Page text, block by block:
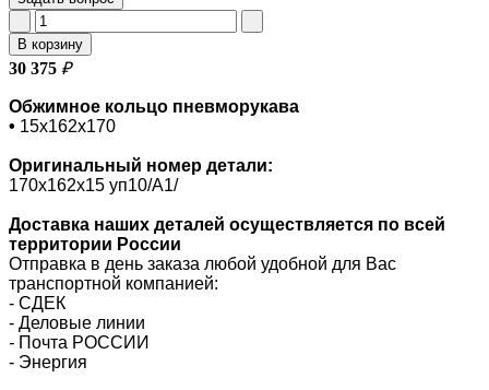
В корзину
30 375 ₽
Обжимное кольцо пневморукава
• 15х162х170
Оригинальный номер детали:
170х162х15 уп10/A1/
Доставка наших деталей осуществляется по всей
территории России
Отправка в день заказа любой удобной для Вас
транспортной компанией:
- СДЕК
- Деловые линии
- Почта РОССИИ
- Энергия